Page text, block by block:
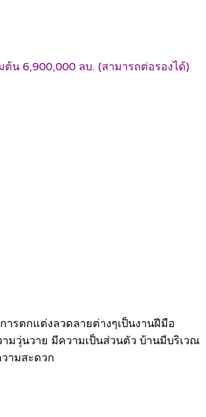
ต้น 6,900,000 ลบ. (สามารถต่อรองได้)
รตกแต่งลวดลายต่างๆเป็นงานฝีมือ
มวุ่นวาย มีความเป็นส่วนตัว บ้านมีบริเวณ
ามสะดวก